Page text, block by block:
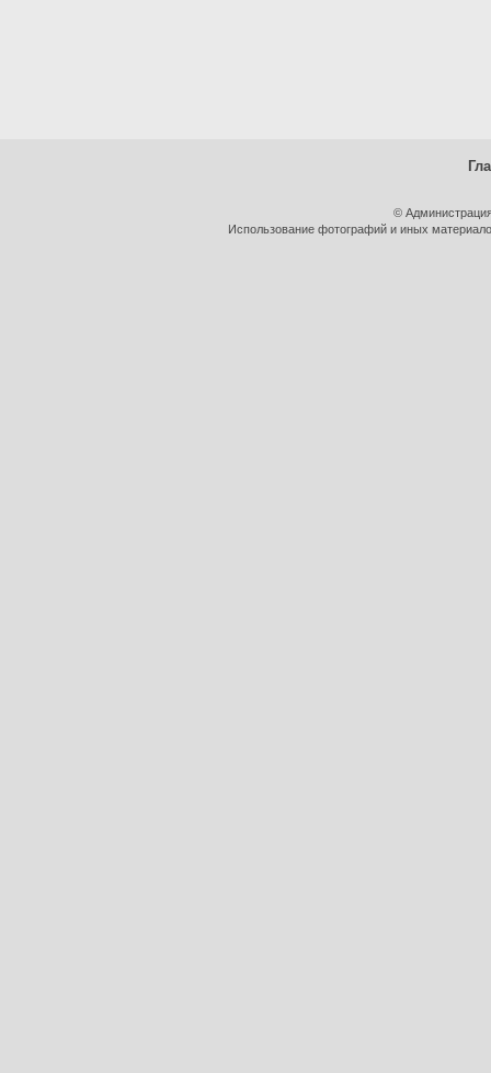
©
Использование фотографий и иных